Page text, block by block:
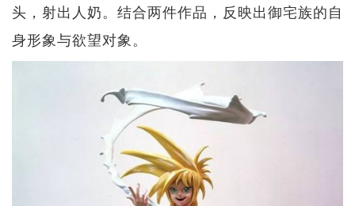
头，射出人奶。结合两件作品，反映出御宅族的自
身形象与欲望对象。